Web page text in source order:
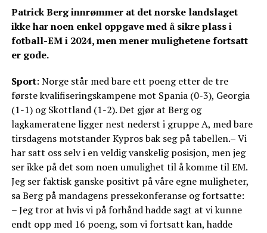
Patrick Berg innrømmer at det norske landslaget
ikke har noen enkel oppgave med å sikre plass i
fotball-EM i 2024, men mener mulighetene fortsatt
er gode.
Sport: Norge står med bare ett poeng etter de tre
første kvalifiseringskampene mot Spania (0-3), Georgia
(1-1) og Skottland (1-2). Det gjør at Berg og
lagkameratene ligger nest nederst i gruppe A, med bare
tirsdagens motstander Kypros bak seg på tabellen.– Vi
har satt oss selv i en veldig vanskelig posisjon, men jeg
ser ikke på det som noen umulighet til å komme til EM.
Jeg ser faktisk ganske positivt på våre egne muligheter,
sa Berg på mandagens pressekonferanse og fortsatte:
– Jeg tror at hvis vi på forhånd hadde sagt at vi kunne
endt opp med 16 poeng, som vi fortsatt kan, hadde